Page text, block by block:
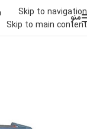
Skip to navigation
Skip to main content
منو
دمبل، وزنه و هالتر